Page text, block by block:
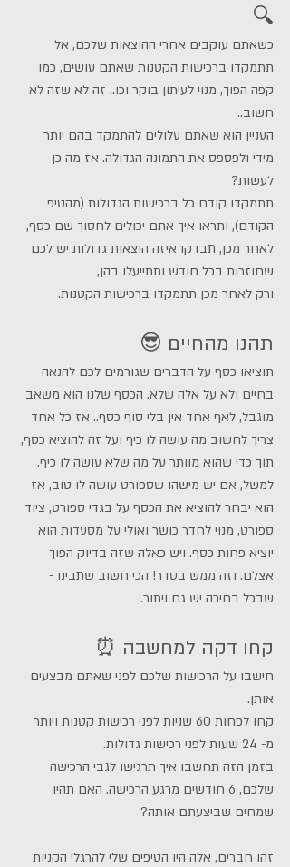
🔍
כשאתם עוקבים אחרי ההוצאות שלכם, אל
תתמקדו ברכישות הקטנות שאתם עושים, כמו
קפה הפוך, מנוי לעיתון בוקר וכו.. זה לא שזה לא
חשוב..
העניין הוא שאתם עלולים להתמקד בהם יותר
מידי ולפספס את התמונה הגדולה. אז מה כן
לעשות?
תתמקדו קודם כל ברכישות הגדולות (מהטיפ
הקודם), ותראו איך אתם יכולים לחסוך שם כסף,
לאחר מכן, תבדקו איזה הוצאות גדולות יש לכם
שחוזרות בכל חודש ותתייעלו בהן,
ורק לאחר מכן תתמקדו ברכישות הקטנות.
תהנו מהחיים 😎
תוציאו כסף על הדברים שגורמים לכם להנאה
בחיים ולא על אלה שלא. הכסף שלנו הוא משאב
מוגבל, לאף אחד אין בלי סוף כסף.. אז כל אחד
צריך לחשוב מה עושה לו כיף ועל זה להוציא כסף,
תוך כדי שהוא מוותר על מה שלא עושה לו כיף.
למשל, אם יש מישהו שספורט עושה לו טוב, אז
הוא יבחר להוציא את הכסף על בגדי ספורט, ציוד
ספורט, מנוי לחדר כושר ואולי על מסעדות הוא
יוציא פחות כסף. ויש כאלה שזה בדיוק הפוך
אצלם. וזה ממש בסדר! הכי חשוב שתבינו -
שבכל בחירה יש גם ויתור.
קחו דקה למחשבה ⏰
חישבו על הרכישות שלכם לפני שאתם מבצעים
אותן.
קחו לפחות 60 שניות לפני רכישות קטנות ויותר
מ- 24 שעות לפני רכישות גדולות.
בזמן הזה תחשבו איך תרגישו לגבי הרכישה
שלכם, 6 חודשים מרגע הרכישה. האם תהיו
שמחים שביצעתם אותה?
זהו חברים, אלה היו הטיפים שלי להרגלי הקניות